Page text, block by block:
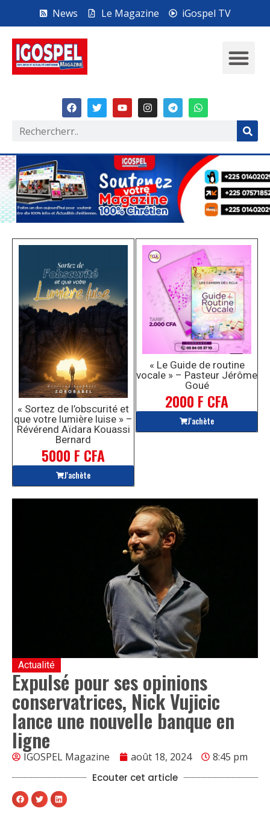
News Le Magazine iGospel TV
« Sortez de l’obscurité et
que votre lumière luise » –
Révérend Aïdara Kouassi
Bernard
5000 F CFA
J'achète
« Le Guide de routine
vocale » – Pasteur Jérôme
Goué
2000 F CFA
J'achète
Actualité
Expulsé pour ses opinions
conservatrices, Nick Vujicic
lance une nouvelle banque en
ligne
IGOSPEL Magazine août 18, 2024 8:45 pm
Ecouter cet article